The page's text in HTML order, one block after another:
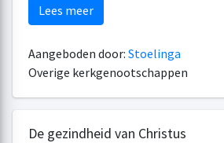
Lees meer
Aangeboden door: Stoelinga
Overige kerkgenootschappen
De gezindheid van Christus